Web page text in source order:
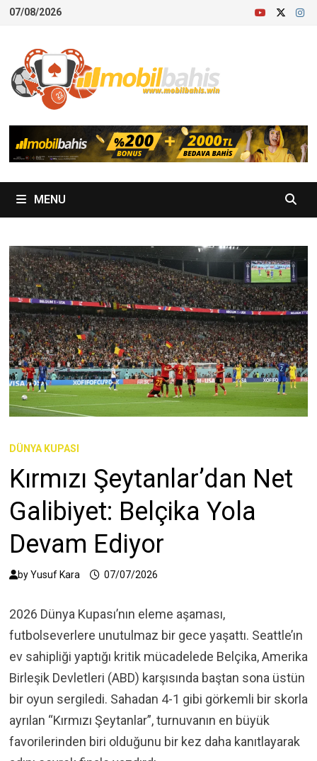
Skip
content
07/08/2026
MENU
DÜNYA KUPASI
Kırmızı Şeytanlar’dan Net
Galibiyet: Belçika Yola
Devam Ediyor
byYusuf Kara 07/07/2026
2026 Dünya Kupası’nın eleme aşaması,
futbolseverlere unutulmaz bir gece yaşattı. Seattle’ın
ev sahipliği yaptığı kritik mücadelede Belçika, Amerika
Birleşik Devletleri (ABD) karşısında baştan sona üstün
bir oyun sergiledi. Sahadan 4-1 gibi görkemli bir skorla
ayrılan “Kırmızı Şeytanlar”, turnuvanın en büyük
favorilerinden biri olduğunu bir kez daha kanıtlayarak